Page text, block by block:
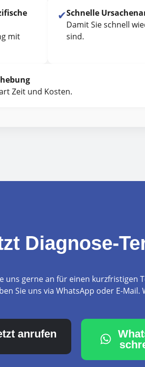
mit
✔Schnelle
Damit Sie schnell
sind.
Zeit und Kosten.
Diagnose-
uns gerne an für einen
Sie uns via WhatsApp oder E-
anrufen